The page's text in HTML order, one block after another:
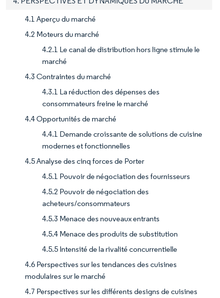
4.1 Aperçu du marché
4.2 Moteurs du marché
4.2.1 Le canal de distribution hors ligne stimule le
marché
4.3 Contraintes du marché
4.3.1 La réduction des dépenses des
consommateurs freine le marché
4.4 Opportunités de marché
4.4.1 Demande croissante de solutions de cuisine
modernes et fonctionnelles
4.5 Analyse des cinq forces de Porter
4.5.1 Pouvoir de négociation des fournisseurs
4.5.2 Pouvoir de négociation des
acheteurs/consommateurs
4.5.3 Menace des nouveaux entrants
4.5.4 Menace des produits de substitution
4.5.5 Intensité de la rivalité concurrentielle
4.6 Perspectives sur les tendances des cuisines
modulaires sur le marché
4.7 Perspectives sur les différents designs de cuisines